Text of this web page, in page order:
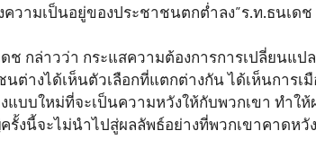
ความเป็นอยู่ของประชาชนตกต่ำลง”ร.ท.ธนเดช
ดช กล่าวว่า กระแสความต้องการการเปลี่ยนแ
นต่างได้เห็นตัวเลือกที่แตกต่างกัน ได้เห็นการเ
งแบบใหม่ที่จะเป็นความหวังให้กับพวกเขา ทำใ
รั้งนี้จะไม่นำไปสู่ผลลัพธ์อย่างที่พวกเขาคาดหวัง